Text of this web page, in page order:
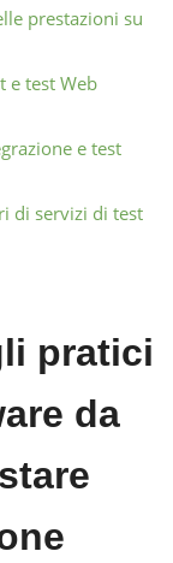
prestazioni su
e test Web
e test
di servizi di test
pratici
da